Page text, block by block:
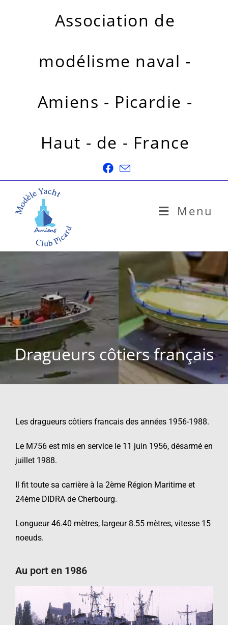
Association de
modélisme naval -
Amiens - Picardie -
Haut - de - France
Menu
Dragueurs côtiers français
Les dragueurs côtiers francais des années 1956-1988.
Le M756 est mis en service le 11 juin 1956, désarmé en
juillet 1988.
Il fit toute sa carrière à la 2ème Région Maritime et
24ème DIDRA de Cherbourg.
Longueur 46.40 mètres, largeur 8.55 mètres, vitesse 15
noeuds.
Au port en 1986